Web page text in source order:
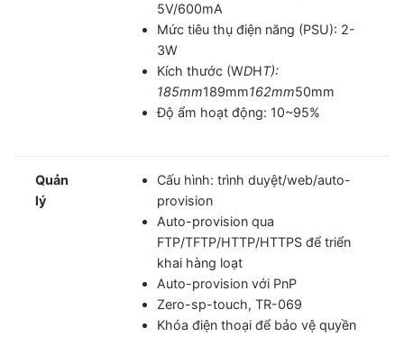
5V/600mA
Mức tiêu thụ điện năng (PSU): 2-
3W
Kích thước (WDHT):
185mm189mm162mm50mm
Độ ẩm hoạt động: 10~95%
Quản
lý
Cấu hình: trình duyệt/web/auto-
provision
Auto-provision qua
FTP/TFTP/HTTP/HTTPS để triển
khai hàng loạt
Auto-provision với PnP
Zero-sp-touch, TR-069
Khóa điện thoại để bảo vệ quyền